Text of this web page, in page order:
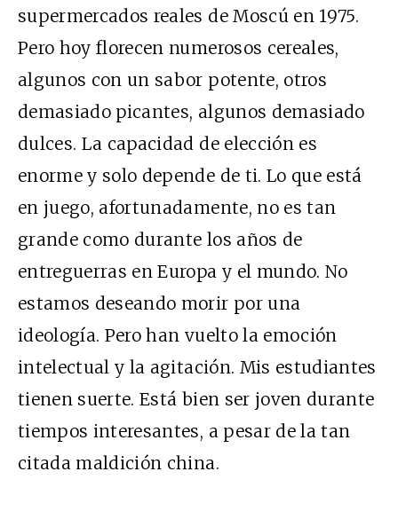
supermercados reales de Moscú en 1975.
Pero hoy florecen numerosos cereales,
algunos con un sabor potente, otros
demasiado picantes, algunos demasiado
dulces. La capacidad de elección es
enorme y solo depende de ti. Lo que está
en juego, afortunadamente, no es tan
grande como durante los años de
entreguerras en Europa y el mundo. No
estamos deseando morir por una
ideología. Pero han vuelto la emoción
intelectual y la agitación. Mis estudiantes
tienen suerte. Está bien ser joven durante
tiempos interesantes, a pesar de la tan
citada maldición china.